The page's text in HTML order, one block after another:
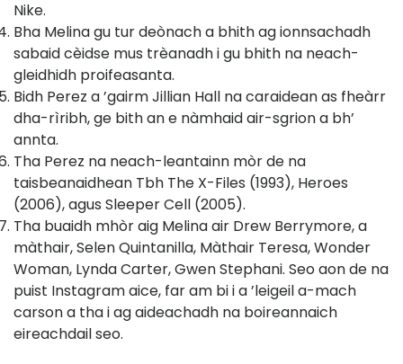
Nike.
Bha Melina gu tur deònach a bhith ag ionnsachadh
sabaid cèidse mus trèanadh i gu bhith na neach-
gleidhidh proifeasanta.
Bidh Perez a ’gairm Jillian Hall na caraidean as fheàrr
dha-rìribh, ge bith an e nàmhaid air-sgrion a bh’
annta.
Tha Perez na neach-leantainn mòr de na
taisbeanaidhean Tbh The X-Files (1993), Heroes
(2006), agus Sleeper Cell (2005).
Tha buaidh mhòr aig Melina air Drew Berrymore, a
màthair, Selen Quintanilla, Màthair Teresa, Wonder
Woman, Lynda Carter, Gwen Stephani. Seo aon de na
puist Instagram aice, far am bi i a ’leigeil a-mach
carson a tha i ag aideachadh na boireannaich
eireachdail seo.